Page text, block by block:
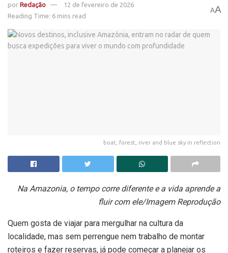
por Redação
12 de fevereiro de 2026
Reading Time: 6 mins read
AA
boat, forest, river and blue sky in reflection
Na Amazonia, o tempo corre diferente e a vida aprende a
fluir com ele/Imagem Reprodução
Quem gosta de viajar para mergulhar na cultura da
localidade, mas sem perrengue nem trabalho de montar
roteiros e fazer reservas, já pode começar a planejar os